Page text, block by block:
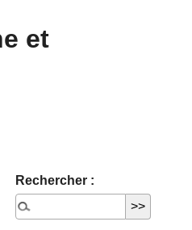
et
Rechercher :